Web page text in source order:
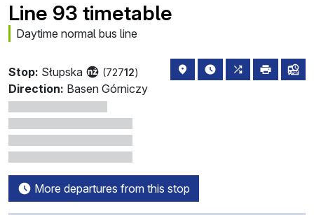
Line 93 timetable
Daytime normal bus line
Stop: Słupska (72712) stop location on the map
the nearest
all linesprint
Direction: Basen Górniczy
More departures from this stop